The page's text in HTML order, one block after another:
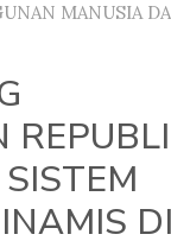
MANUSIA
DI